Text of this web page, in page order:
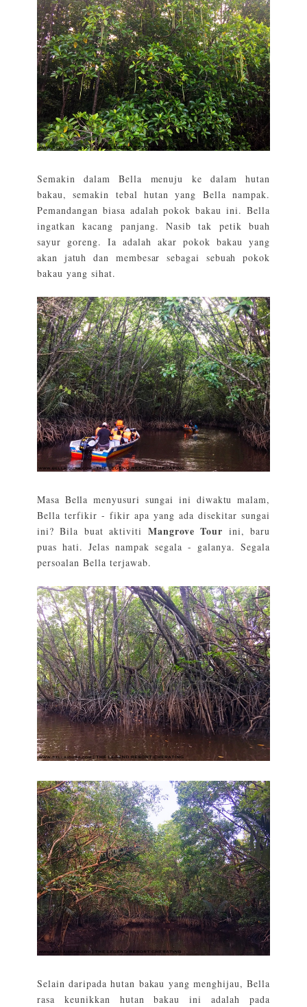
Semakin dalam Bella menuju ke dalam hutan
bakau, semakin tebal hutan yang Bella nampak.
Pemandangan biasa adalah pokok bakau ini. Bella
ingatkan kacang panjang. Nasib tak petik buah
sayur goreng. Ia adalah akar pokok bakau yang
akan jatuh dan membesar sebagai sebuah pokok
bakau yang sihat.
Masa Bella menyusuri sungai ini diwaktu malam,
Bella terfikir - fikir apa yang ada disekitar sungai
ini? Bila buat aktiviti Mangrove Tour ini, baru
puas hati. Jelas nampak segala - galanya. Segala
persoalan Bella terjawab.
Selain daripada hutan bakau yang menghijau, Bella
rasa keunikkan hutan bakau ini adalah pada